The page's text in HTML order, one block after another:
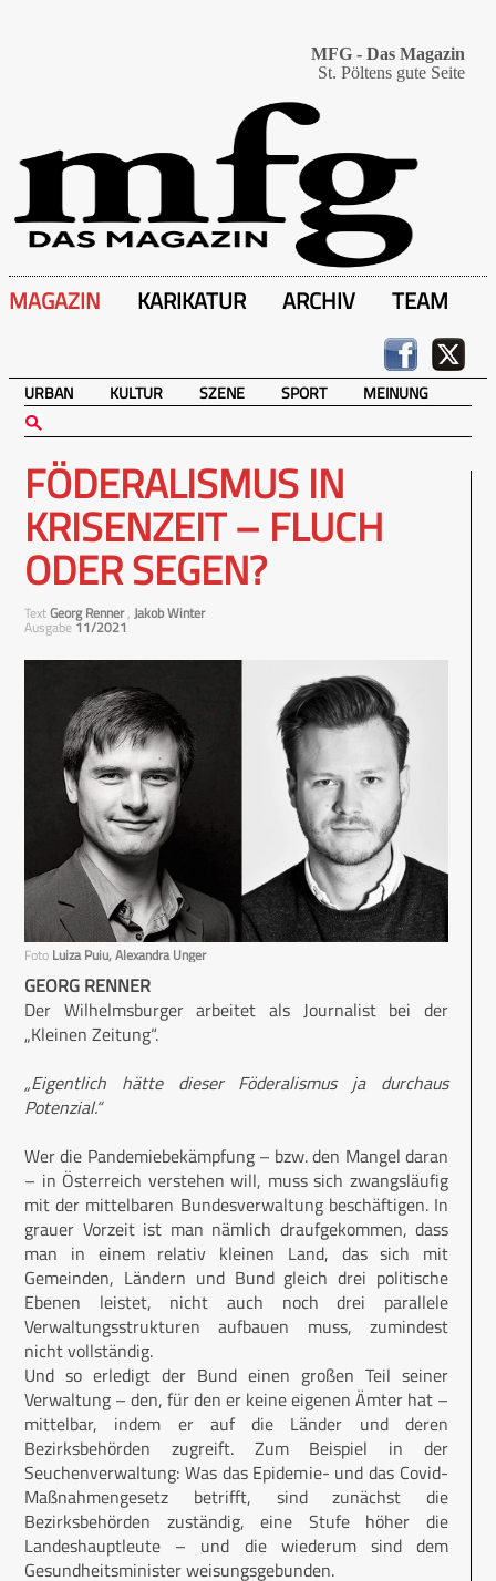
MFG - Das Magazin
St. Pöltens gute Seite
MAGAZIN KARIKATUR ARCHIV TEAM
URBAN KULTUR SZENE SPORT MEINUNG
FÖDERALISMUS IN
KRISENZEIT – FLUCH
ODER SEGEN?
TextGeorg Renner, Jakob Winter
Ausgabe11/2021
Foto Luiza Puiu, Alexandra Unger
GEORG RENNER
Der Wilhelmsburger arbeitet als Journalist bei der
„Kleinen Zeitung“.
„Eigentlich hätte dieser Föderalismus ja durchaus
Potenzial.“
Wer die Pandemiebekämpfung – bzw. den Mangel daran
– in Österreich verstehen will, muss sich zwangsläufig
mit der mittelbaren Bundesverwaltung beschäftigen. In
grauer Vorzeit ist man nämlich draufgekommen, dass
man in einem relativ kleinen Land, das sich mit
Gemeinden, Ländern und Bund gleich drei politische
Ebenen leistet, nicht auch noch drei parallele
Verwaltungsstrukturen aufbauen muss, zumindest
nicht vollständig.
Und so erledigt der Bund einen großen Teil seiner
Verwaltung – den, für den er keine eigenen Ämter hat –
mittelbar, indem er auf die Länder und deren
Bezirksbehörden zugreift. Zum Beispiel in der
Seuchenverwaltung: Was das Epidemie- und das Covid-
Maßnahmengesetz betrifft, sind zunächst die
Bezirksbehörden zuständig, eine Stufe höher die
Landeshauptleute – und die wiederum sind dem
Gesundheitsminister weisungsgebunden.